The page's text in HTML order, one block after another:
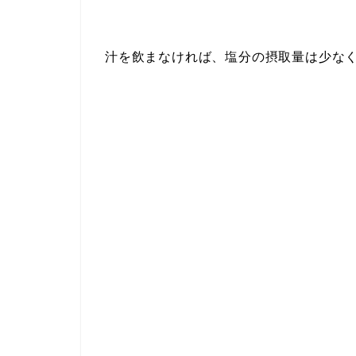
汁を飲まなければ、塩分の摂取量は少な